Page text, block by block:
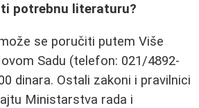
potrebnu literaturu?
se poručiti putem Više
Sadu (telefon: 021/4892-
dinara. Ostali zakoni i pravilnici
Ministarstva rada i